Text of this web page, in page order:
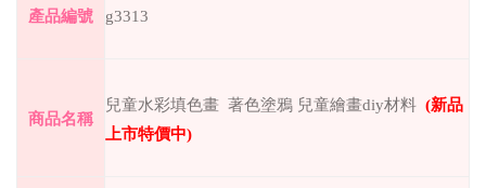
產品編號 g3313
商品名稱
兒童水彩填色畫 著色塗鴉 兒童繪畫diy材料 (新品
上市特價中)